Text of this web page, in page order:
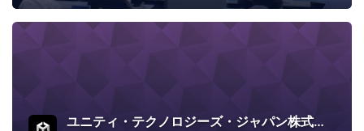
ユニティ・テクノロジーズ・ジャパン株式会社